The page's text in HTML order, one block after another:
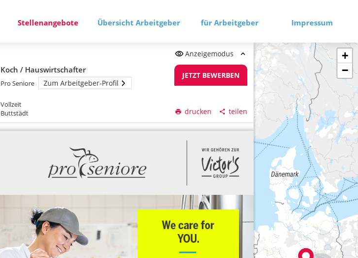
Stellenangebote Übersicht Arbeitgeber für Arbeitgeber Impressum
Anzeigemodus
Koch / Hauswirtschafter
Pro Seniore Zum Arbeitgeber-Profil
Vollzeit
Buttstädt
JETZT BEWERBEN
drucken teilen
+
−